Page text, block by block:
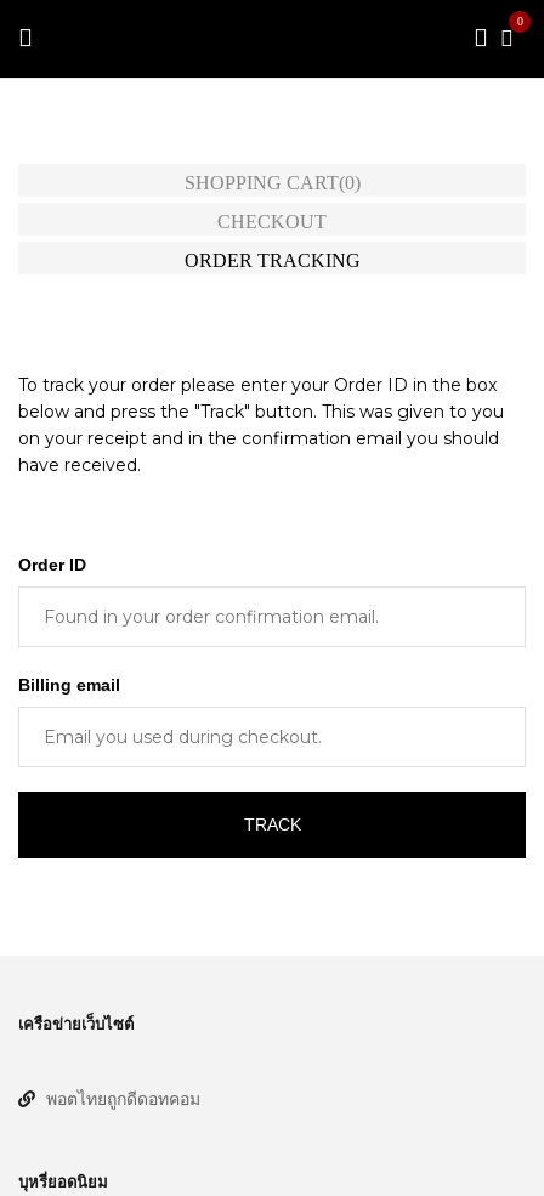
0
SHOPPING CART(0)
CHECKOUT
ORDER TRACKING
To track your order please enter your Order ID in the box
below and press the "Track" button. This was given to you
on your receipt and in the confirmation email you should
have received.
Order ID
Billing email
TRACK
เครือข่ายเว็บไซต์
พอตไทยถูกดีดอทคอม
บุหรี่ยอดนิยม